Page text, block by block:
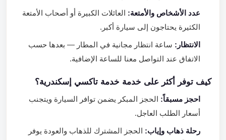
عدد الأشخاص والأمتعة:العائلات الكبيرة أو أصحاب الأمتعة
الكثيرة يحتاجون إلى سيارة أكبر.
الانتظار:ساعة انتظار مجانية في المطار — بعدها حسب
الاتفاق عند التواصل معنا للساعة الإضافية.
كيف توفر أكثر على خدمة خدمة تاكسي إسكندرية؟
احجز مسبقاً:الحجز المبكر يضمن توافر السيارة ويتجنب
أسعار الطلب العاجل.
رحلة ذهاب وإياب:الحجز المشترك للذهاب والعودة يوفر